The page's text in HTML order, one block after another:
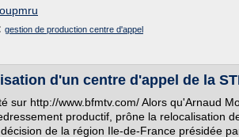
gestion de production centre d'appel
d'un centre d'appel de la
sur http://www.bfmtv.com/ Alors qu'Arnaud
productif, prône la relocalisation
de la région Ile-de-France présidée